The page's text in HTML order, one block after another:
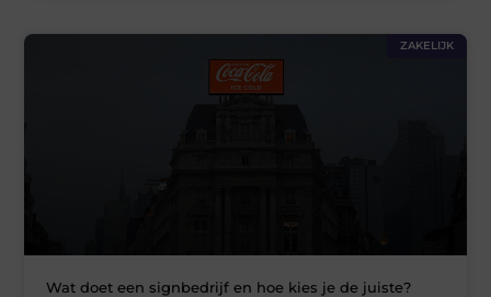
ZAKELIJK
Wat doet een signbedrijf en hoe kies je de juiste?